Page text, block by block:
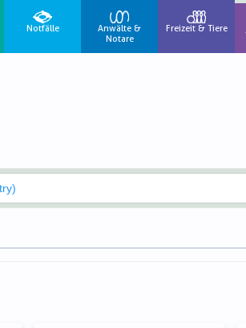
Notfälle
Anwälte &
Notare
Freizeit & Tiere